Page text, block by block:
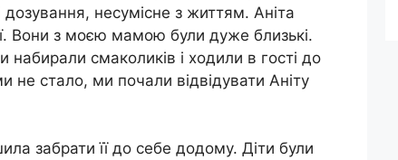
дозування, несумісне з життям. Аніта
Вони з моєю мамою були дуже близькі.
смаколиків і ходили в гості до
не стало, ми почали відвідувати Аніту
забрати її до себе додому. Діти були